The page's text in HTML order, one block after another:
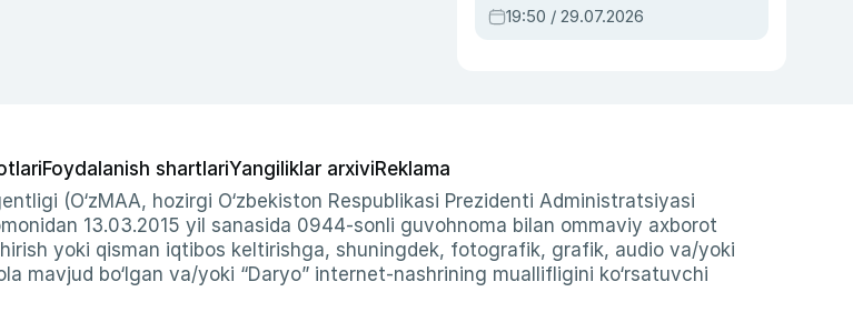
qahramon — Ukraina
armiyasi bosh
19:50 / 29.07.2026
Foydalanish shartlariYangiliklar arxiviReklama
(O‘zMAA, hozirgi O‘zbekiston Respublikasi Prezidenti Administratsiyasi
13.03.2015 yil sanasida 0944-sonli guvohnoma bilan ommaviy axborot
yoki qisman iqtibos keltirishga, shuningdek, fotografik, grafik, audio va/yoki
mavjud bo‘lgan va/yoki “Daryo” internet-nashrining muallifligini ko‘rsatuvchi